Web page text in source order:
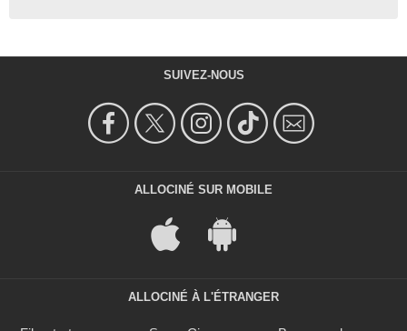
SUIVEZ-NOUS
ALLOCINÉ SUR MOBILE
ALLOCINÉ À L'ÉTRANGER